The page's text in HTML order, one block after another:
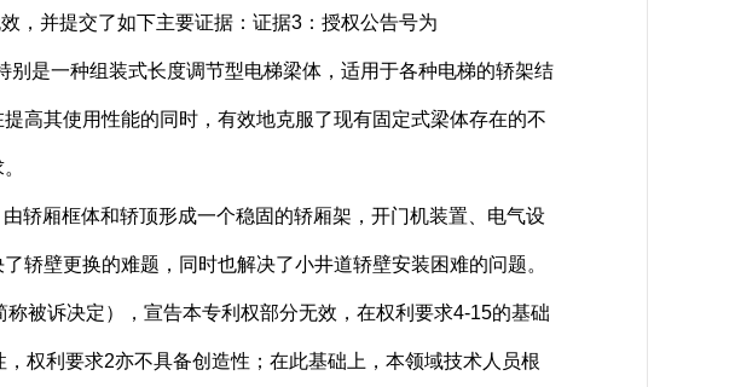
并提交了如下主要证据：证据3：授权公告号为
是一种组装式长度调节型电梯梁体，适用于各种电梯的轿架结
高其使用性能的同时，有效地克服了现有固定式梁体存在的不
厢框体和轿顶形成一个稳固的轿厢架，开门机装置、电气设
轿壁更换的难题，同时也解决了小井道轿壁安装困难的问题。
诉决定），宣告本专利权部分无效，在权利要求4-15的基础
权利要求2亦不具备创造性；在此基础上，本领域技术人员根